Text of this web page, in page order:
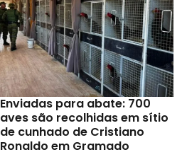
Enviadas para abate: 700
aves são recolhidas em sítio
de cunhado de Cristiano
Ronaldo em Gramado